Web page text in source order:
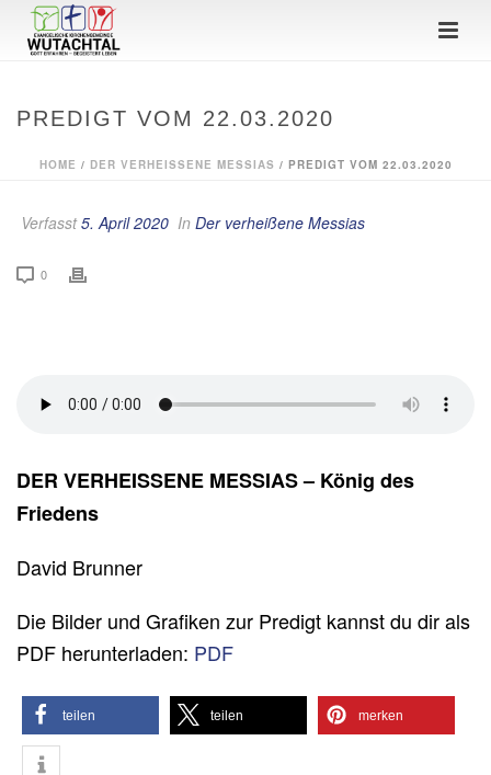
PREDIGT VOM 22.03.2020
HOME / DER VERHEISSENE MESSIAS / PREDIGT VOM 22.03.2020
Verfasst5. April 2020 In Der verheißene Messias
0
DER VERHEISSENE MESSIAS – König des
Friedens
David Brunner
Die Bilder und Grafiken zur Predigt kannst du dir als
PDF herunterladen: PDF
teilen teilen merken